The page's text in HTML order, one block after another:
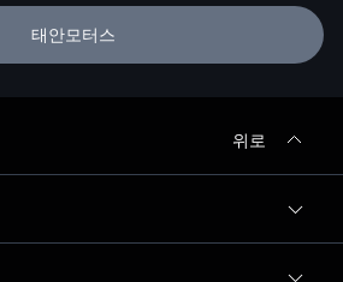
태안모터스
위로